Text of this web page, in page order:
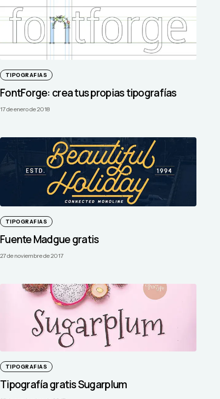
TIPOGRAFIAS
FontForge: crea tus propias tipografías
17 de enero de 2018
TIPOGRAFIAS
Fuente Madgue gratis
27 de noviembre de 2017
TIPOGRAFIAS
Tipografía gratis Sugarplum